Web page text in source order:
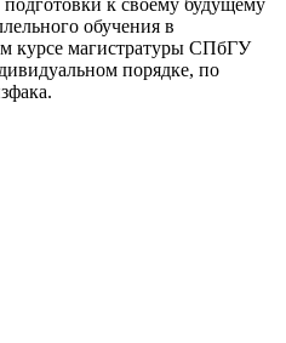
к своему будущему
обучения в
курсе магистратуры СПбГУ
порядке, по